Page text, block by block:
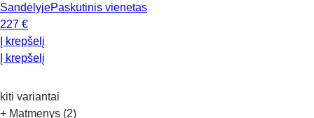
SandėlyjePaskutinis vienetas
227 €
Į krepšelį
Į krepšelį
kiti variantai
+ Matmenys (2)